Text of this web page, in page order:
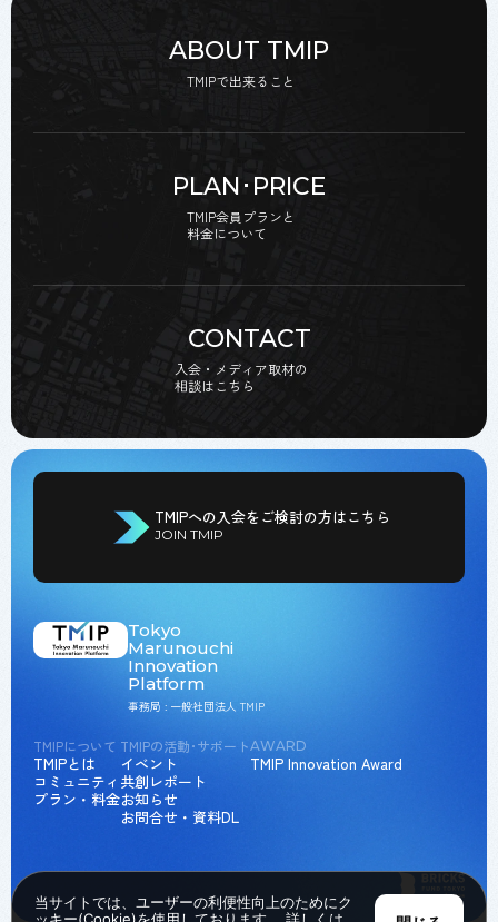
ABOUT TMIP
TMIPで出来ること
PLAN･PRICE
TMIP会員プランと
料金について
CONTACT
入会・メディア取材の
相談はこちら
TMIPへの入会をご検討の方はこちら
JOIN TMIP
Tokyo
Marunouchi
Innovation
Platform
事務局 : 一般社団法人 TMIP
TMIPについて
TMIPとは
コミュニティ
プラン・料金
TMIPの活動･サポート
イベント
共創レポート
お知らせ
お問合せ・資料DL
AWARD
TMIP Innovation Award
当サイトでは、ユーザーの利便性向上のためにク